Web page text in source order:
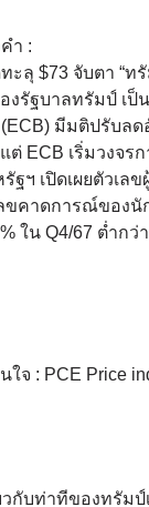
ำ :
ะลุ $73 จับตา “
งรัฐบาลทรัมป์
มีมติปรับล
ต่ ECB เริ่มวงจร
ฐฯ เปิดเผยตัวเ
ขคาดการณ์ของนั
ใน Q4/67 ต่ำก
ใจ : PCE Price
กับท่าทีของทรัมป์